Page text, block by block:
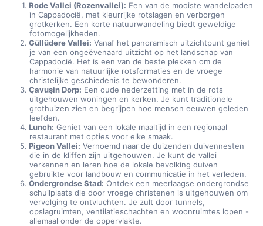
Rode Vallei (Rozenvallei): Een van de mooiste wandelpaden
in Cappadocië, met kleurrijke rotslagen en verborgen
grotkerken. Een korte natuurwandeling biedt geweldige
fotomogelijkheden.
Güllüdere Vallei: Vanaf het panoramisch uitzichtpunt geniet
je van een ongeëvenaard uitzicht op het landschap van
Cappadocië. Het is een van de beste plekken om de
harmonie van natuurlijke rotsformaties en de vroege
christelijke geschiedenis te bewonderen.
Çavuşin Dorp: Een oude nederzetting met in de rots
uitgehouwen woningen en kerken. Je kunt traditionele
grothuizen zien en begrijpen hoe mensen eeuwen geleden
leefden.
Lunch: Geniet van een lokale maaltijd in een regionaal
restaurant met opties voor elke smaak.
Pigeon Vallei: Vernoemd naar de duizenden duivennesten
die in de kliffen zijn uitgehouwen. Je kunt de vallei
verkennen en leren hoe de lokale bevolking duiven
gebruikte voor landbouw en communicatie in het verleden.
Ondergrondse Stad: Ontdek een meerlaagse ondergrondse
schuilplaats die door vroege christenen is uitgehouwen om
vervolging te ontvluchten. Je zult door tunnels,
opslagruimten, ventilatieschachten en woonruimtes lopen -
allemaal onder de oppervlakte.